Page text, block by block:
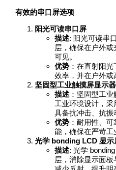
有效的串口屏选项
阳光可读串口屏
描述: 阳光可读串
层，确保在户外
可见。
优势 ：在直射阳
效率，并在户外或
坚固型工业触摸屏显示器
描述 ：坚固型工
工业环境设计，
具备抗冲击、抗振
优势 ：耐用性、
能，确保在严苛工
光学 bonding LCD 显示
描述: 光学
层，消除显示面板